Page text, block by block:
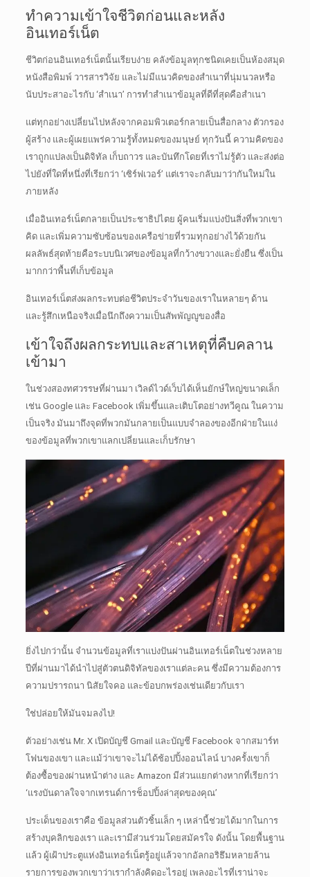
ทำความเข้าใจชีวิตก่อนและหลัง
อินเทอร์เน็ต
ชีวิตก่อนอินเทอร์เน็ตนั้นเรียบง่าย คลังข้อมูลทุกชนิดเคยเป็นห้องสมุด
หนังสือพิมพ์ วารสารวิจัย และไม่มีแนวคิดของสำเนาที่นุ่มนวลหรือ
นับประสาอะไรกับ ‘สำเนา’ การทำสำเนาข้อมูลที่ดีที่สุดคือสำเนา
แต่ทุกอย่างเปลี่ยนไปหลังจากคอมพิวเตอร์กลายเป็นสื่อกลาง ตัวกรอง
ผู้สร้าง และผู้เผยแพร่ความรู้ทั้งหมดของมนุษย์ ทุกวันนี้ ความคิดของ
เราถูกแปลงเป็นดิจิทัล เก็บถาวร และบันทึกโดยที่เราไม่รู้ตัว และส่งต่อ
ไปยังที่ใดที่หนึ่งที่เรียกว่า ‘เซิร์ฟเวอร์’ แต่เราจะกลับมาว่ากันใหม่ใน
ภายหลัง
เมื่ออินเทอร์เน็ตกลายเป็นประชาธิปไตย ผู้คนเริ่มแบ่งปันสิ่งที่พวกเขา
คิด และเพิ่มความซับซ้อนของเครือข่ายที่รวมทุกอย่างไว้ด้วยกัน
ผลลัพธ์สุดท้ายคือระบบนิเวศของข้อมูลที่กว้างขวางและยั่งยืน ซึ่งเป็น
มากกว่าพื้นที่เก็บข้อมูล
อินเทอร์เน็ตส่งผลกระทบต่อชีวิตประจำวันของเราในหลายๆ ด้าน
และรู้สึกเหนือจริงเมื่อนึกถึงความเป็นสัพพัญญูของสื่อ
เข้าใจถึงผลกระทบและสาเหตุที่คืบคลาน
เข้ามา
ในช่วงสองทศวรรษที่ผ่านมา เวิลด์ไวด์เว็บได้เห็นยักษ์ใหญ่ขนาดเล็ก
เช่น Google และ Facebook เพิ่มขึ้นและเติบโตอย่างทวีคูณ ในความ
เป็นจริง มันมาถึงจุดที่พวกมันกลายเป็นแบบจำลองของอีกฝ่ายในแง่
ของข้อมูลที่พวกเขาแลกเปลี่ยนและเก็บรักษา
ยิ่งไปกว่านั้น จำนวนข้อมูลที่เราแบ่งปันผ่านอินเทอร์เน็ตในช่วงหลาย
ปีที่ผ่านมาได้นำไปสู่ตัวตนดิจิทัลของเราแต่ละคน ซึ่งมีความต้องการ
ความปรารถนา นิสัยใจคอ และข้อบกพร่องเช่นเดียวกับเรา
ใช่ปล่อยให้มันจมลงไป!
ตัวอย่างเช่น Mr. X เปิดบัญชี Gmail และบัญชี Facebook จากสมาร์ท
โฟนของเขา และแม้ว่าเขาจะไม่ได้ช้อปปิ้งออนไลน์ บางครั้งเขาก็
ต้องซื้อของผ่านหน้าต่าง และ Amazon มีส่วนแยกต่างหากที่เรียกว่า
‘แรงบันดาลใจจากเทรนด์การช็อปปิ้งล่าสุดของคุณ’
ประเด็นของเราคือ ข้อมูลส่วนตัวชิ้นเล็ก ๆ เหล่านี้ช่วยได้มากในการ
สร้างบุคลิกของเรา และเรามีส่วนร่วมโดยสมัครใจ ดังนั้น โดยพื้นฐาน
แล้ว ผู้เฝ้าประตูแห่งอินเทอร์เน็ตรู้อยู่แล้วจากอัลกอริธึมหลายล้าน
รายการของพวกเขาว่าเรากำลังคิดอะไรอยู่ เพลงอะไรที่เราน่าจะ